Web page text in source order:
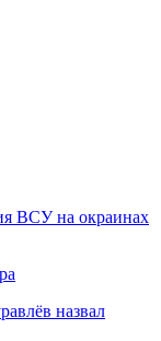
ВСУ на окраинах
назвал